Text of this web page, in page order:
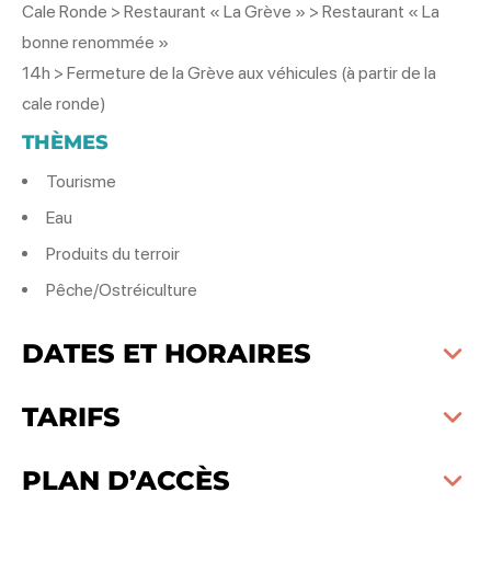
Cale Ronde > Restaurant « La Grève » > Restaurant « La
bonne renommée »
14h > Fermeture de la Grève aux véhicules (à partir de la
cale ronde)
THÈMES
Tourisme
Eau
Produits du terroir
Pêche/Ostréiculture
DATES ET HORAIRES
TARIFS
PLAN D’ACCÈS